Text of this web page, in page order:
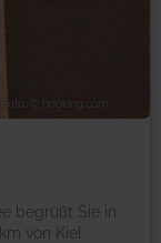
Foto: © booking.com
begrüßt Sie in
von Kiel